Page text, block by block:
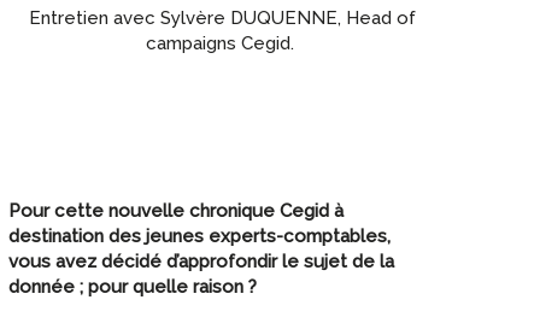
Entretien avec Sylvère DUQUENNE, Head of
campaigns Cegid.
Pour cette nouvelle chronique Cegid à
destination des jeunes experts-comptables,
vous avez décidé d’approfondir le sujet de la
donnée ; pour quelle raison ?